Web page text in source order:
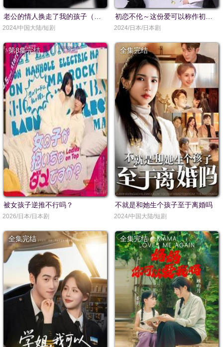
2024/中国大陆/短剧 2024/日本/日本剧
第8集完结
被女孩子逆推不行吗？
2026/日本/日本剧
全集完结
不就是和她生个孩子至于离婚吗
2024/中国大陆/短剧
全集完结 全集完结